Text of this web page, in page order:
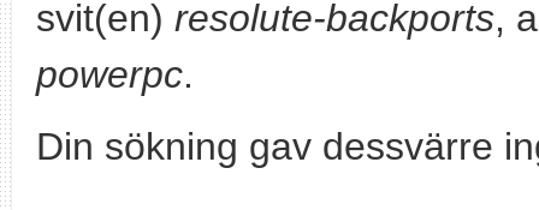
svit(en) resolute-backports,
powerpc.
Din sökning gav dessvärre